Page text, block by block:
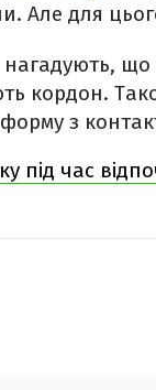
Але для
що
кордон.
з
під час